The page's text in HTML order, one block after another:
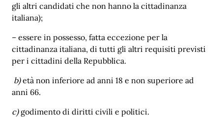
gli altri candidati che non hanno la cittadinanza
italiana);
– essere in possesso, fatta eccezione per la
cittadinanza italiana, di tutti gli altri requisiti previsti
per i cittadini della Repubblica.
b)età non inferiore ad anni 18 e non superiore ad
anni 66.
c) godimento di diritti civili e politici.